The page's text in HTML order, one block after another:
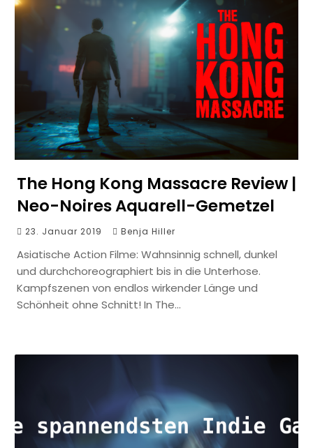
The Hong Kong Massacre Review |
Neo-Noires Aquarell-Gemetzel
23. Januar 2019 Benja Hiller
Asiatische Action Filme: Wahnsinnig schnell, dunkel
und durchchoreographiert bis in die Unterhose.
Kampfszenen von endlos wirkender Länge und
Schönheit ohne Schnitt! In The…